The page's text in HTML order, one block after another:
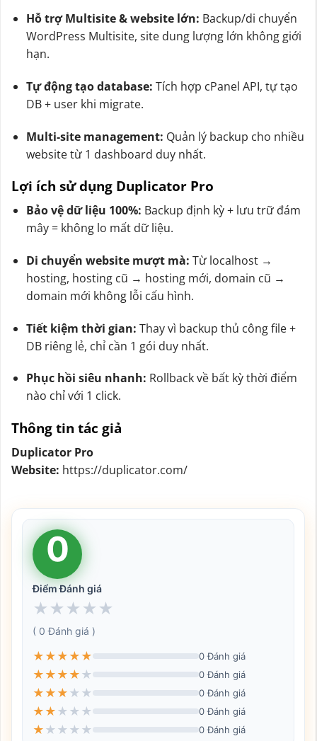
Hỗ trợ Multisite & website lớn: Backup/di chuyển
WordPress Multisite, site dung lượng lớn không giới
hạn.
Tự động tạo database: Tích hợp cPanel API, tự tạo
DB + user khi migrate.
Multi-site management: Quản lý backup cho nhiều
website từ 1 dashboard duy nhất.
Lợi ích sử dụng Duplicator Pro
Bảo vệ dữ liệu 100%: Backup định kỳ + lưu trữ đám
mây = không lo mất dữ liệu.
Di chuyển website mượt mà: Từ localhost →
hosting, hosting cũ → hosting mới, domain cũ →
domain mới không lỗi cấu hình.
Tiết kiệm thời gian: Thay vì backup thủ công file +
DB riêng lẻ, chỉ cần 1 gói duy nhất.
Phục hồi siêu nhanh: Rollback về bất kỳ thời điểm
nào chỉ với 1 click.
Thông tin tác giả
Duplicator Pro
Website: https://duplicator.com/
0
Điểm Đánh giá
★ ★ ★ ★ ★
( 0 Đánh giá )
★ ★ ★ ★ ★ 0 Đánh giá
★ ★ ★ ★ ★ 0 Đánh giá
★ ★ ★ ★ ★ 0 Đánh giá
★ ★ ★ ★ ★ 0 Đánh giá
★ ★ ★ ★ ★ 0 Đánh giá